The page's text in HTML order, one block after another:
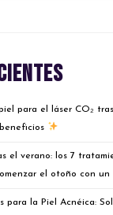
para el láser CO₂
el verano: los 7
el otoño con
para la Piel Acnéica: